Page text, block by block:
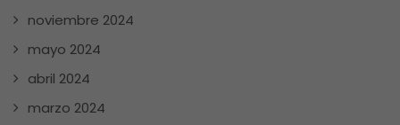
noviembre 2024
mayo 2024
abril 2024
marzo 2024